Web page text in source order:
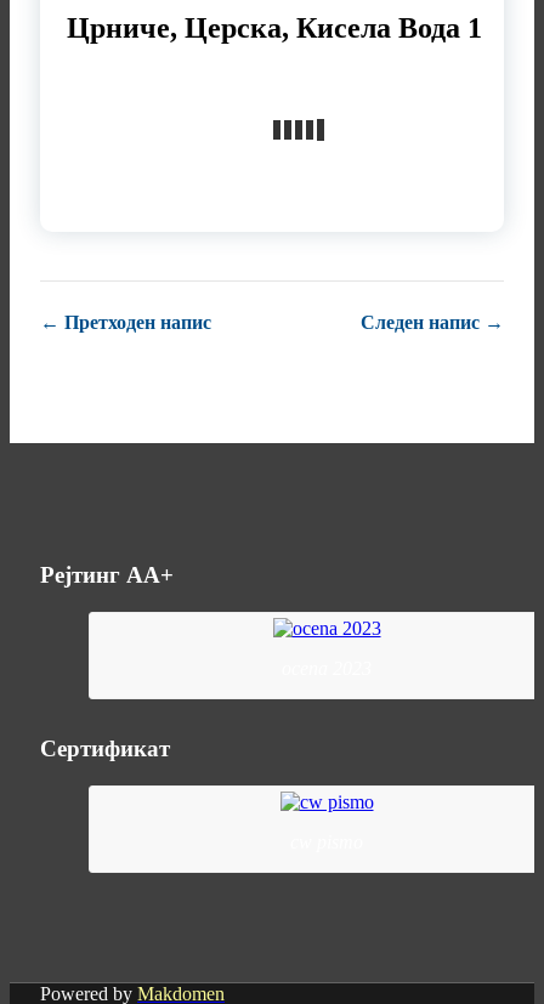
Црниче, Церска, Кисела Вода 1
← Претходен напис Следен напис →
Рејтинг АА+
Сертификат
Powered by Makdomen